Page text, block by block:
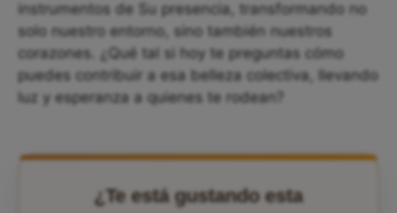
instrumentos de Su presencia, transformando no
solo nuestro entorno, sino también nuestros
corazones. ¿Qué tal si hoy te preguntas cómo
puedes contribuir a esa belleza colectiva, llevando
luz y esperanza a quienes te rodean?
¿Te está gustando esta